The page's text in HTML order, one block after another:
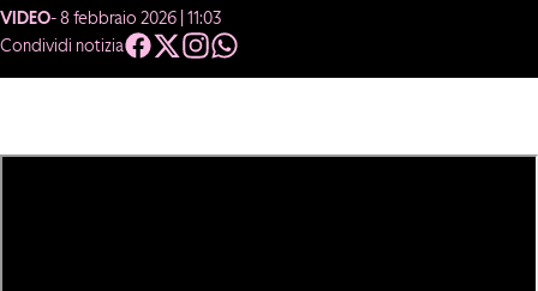
VIDEO- 8 febbraio 2026 | 11:03
Condividi notizia